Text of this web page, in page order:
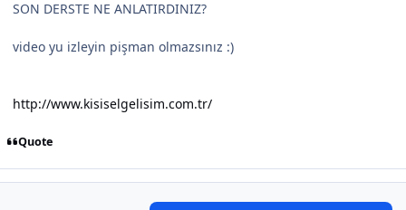
SON DERSTE NE ANLATIRDINIZ?
video yu izleyin pişman olmazsınız :)
http://www.kisiselgelisim.com.tr/
Quote